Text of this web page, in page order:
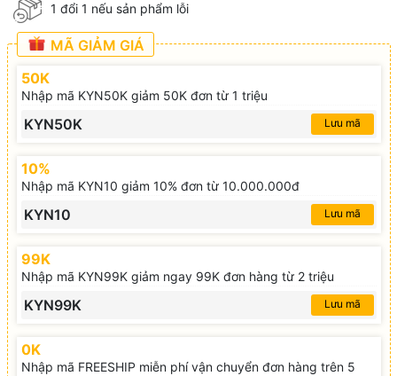
1 đổi 1 nếu sản phẩm lỗi
MÃ GIẢM GIÁ
50K
Nhập mã KYN50K giảm 50K đơn từ 1 triệu
KYN50K Lưu mã
10%
Nhập mã KYN10 giảm 10% đơn từ 10.000.000đ
KYN10 Lưu mã
99K
Nhập mã KYN99K giảm ngay 99K đơn hàng từ 2 triệu
KYN99K Lưu mã
0K
Nhập mã FREESHIP miễn phí vận chuyển đơn hàng trên 5